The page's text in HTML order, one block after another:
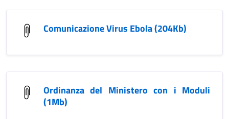
Comunicazione Virus Ebola (204Kb)
Ordinanza del Ministero con i Moduli
(1Mb)